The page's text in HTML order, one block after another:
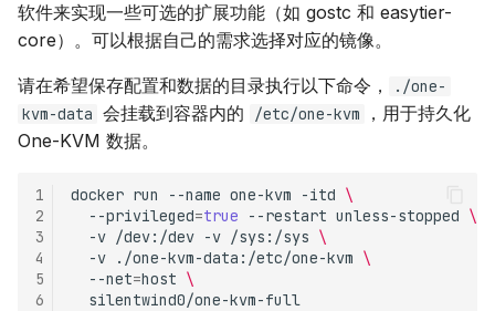
软件来实现一些可选的扩展功能（如 gostc 和 easytier-
core）。可以根据自己的需求选择对应的镜像。
请在希望保存配置和数据的目录执行以下命令，
./one-
kvm-data 会挂载到容器内的 /etc/one-kvm
，用于持久化
One-KVM 数据。
1
2
3
4
5
6
docker run --name one-kvm -itd \
--privileged=true --restart unless-stopped \
-v /dev:/dev -v /sys:/sys \
-v
./one-kvm-data:/etc/one-kvm \
--net=host \